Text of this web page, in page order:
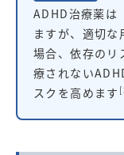
ADHD治療薬は
ますが、適切な
場合、依存のリ
療されない
スクを高めます